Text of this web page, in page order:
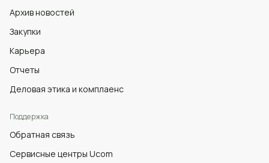
Архив новостей
Закупки
Карьера
Отчеты
Деловая этика и комплаенс
Поддержка
Обратная связь
Сервисные центры Ucom